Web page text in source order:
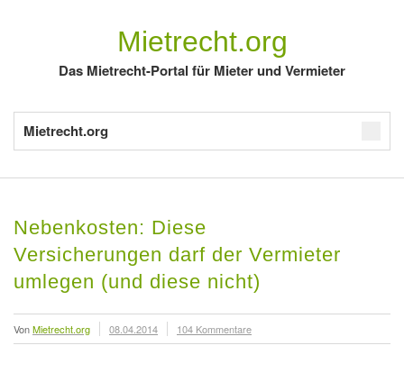
Mietrecht.org
Das Mietrecht-Portal für Mieter und Vermieter
Mietrecht.org
Nebenkosten: Diese
Versicherungen darf der Vermieter
umlegen (und diese nicht)
VonMietrecht.org 08.04.2014 104 Kommentare